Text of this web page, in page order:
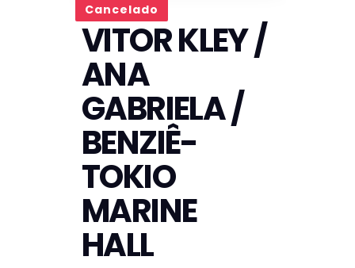
Cancelado
VITOR KLEY /
ANA
GABRIELA /
BENZIÊ-
TOKIO
MARINE
HALL